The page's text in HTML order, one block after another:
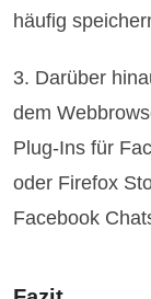
häufig
3. Darüber
dem
Plug-Ins für
oder Firefox
Facebook